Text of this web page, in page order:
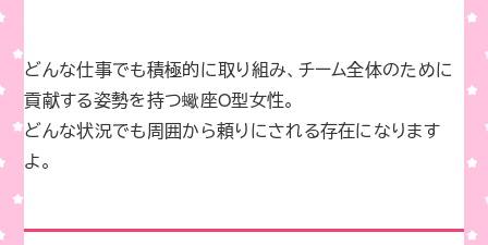
どんな仕事でも積極的に取り組み、チーム全体のために
貢献する姿勢を持つ蠍座O型女性。
どんな状況でも周囲から頼りにされる存在になります
よ。